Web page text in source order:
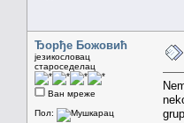
Ђорђе Божовић
језикословац
староседелац
Ван мреже
Пол: